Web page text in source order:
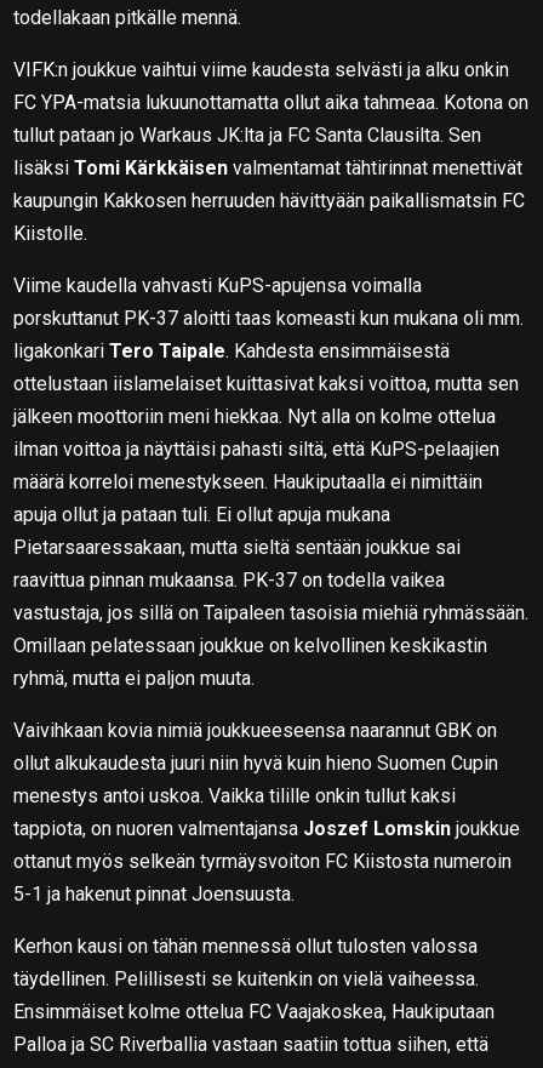
todellakaan pitkälle mennä.
VIFK:n joukkue vaihtui viime kaudesta selvästi ja alku onkin
FC YPA-matsia lukuunottamatta ollut aika tahmeaa. Kotona on
tullut pataan jo Warkaus JK:lta ja FC Santa Clausilta. Sen
lisäksiTomi Kärkkäisenvalmentamat tähtirinnat menettivät
kaupungin Kakkosen herruuden hävittyään paikallismatsin FC
Kiistolle.
Viime kaudella vahvasti KuPS-apujensa voimalla
porskuttanut PK-37 aloitti taas komeasti kun mukana oli mm.
ligakonkariTero Taipale. Kahdesta ensimmäisestä
ottelustaan iislamelaiset kuittasivat kaksi voittoa, mutta sen
jälkeen moottoriin meni hiekkaa. Nyt alla on kolme ottelua
ilman voittoa ja näyttäisi pahasti siltä, että KuPS-pelaajien
määrä korreloi menestykseen. Haukiputaalla ei nimittäin
apuja ollut ja pataan tuli. Ei ollut apuja mukana
Pietarsaaressakaan, mutta sieltä sentään joukkue sai
raavittua pinnan mukaansa. PK-37 on todella vaikea
vastustaja, jos sillä on Taipaleen tasoisia miehiä ryhmässään.
Omillaan pelatessaan joukkue on kelvollinen keskikastin
ryhmä, mutta ei paljon muuta.
Vaivihkaan kovia nimiä joukkueeseensa naarannut GBK on
ollut alkukaudesta juuri niin hyvä kuin hieno Suomen Cupin
menestys antoi uskoa. Vaikka tilille onkin tullut kaksi
tappiota, on nuoren valmentajansa Joszef Lomskin joukkue
ottanut myös selkeän tyrmäysvoiton FC Kiistosta numeroin
5-1 ja hakenut pinnat Joensuusta.
Kerhon kausi on tähän mennessä ollut tulosten valossa
täydellinen. Pelillisesti se kuitenkin on vielä vaiheessa.
Ensimmäiset kolme ottelua FC Vaajakoskea, Haukiputaan
Palloa ja SC Riverballia vastaan saatiin tottua siihen, että